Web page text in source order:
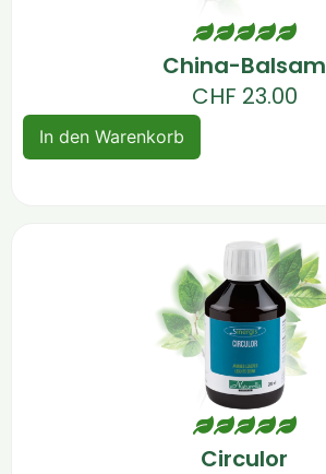
China-Balsam
CHF 23.00
In den Warenkorb
Circulor